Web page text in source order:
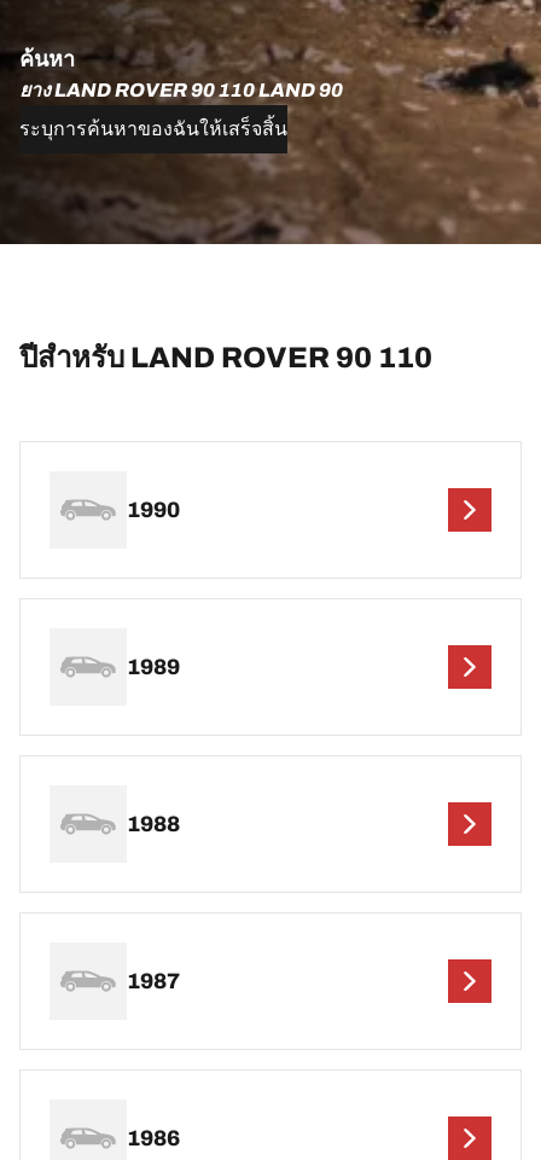
ค้นหา
ยาง LAND ROVER 90 110 LAND 90
ระบุการค้นหาของฉันให้เสร็จสิ้น
ปีสำหรับ LAND ROVER 90 110
1990
1989
1988
1987
1986